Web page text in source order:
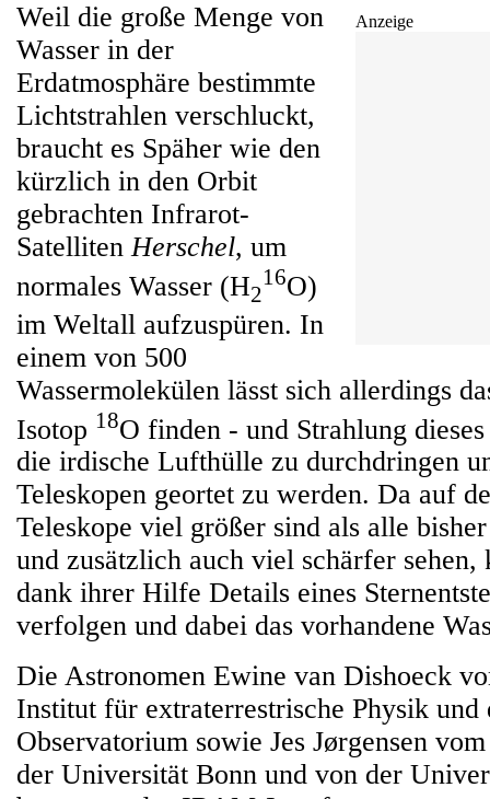
Anzeige
Weil die große Menge von
Wasser in der
Erdatmosphäre bestimmte
Lichtstrahlen verschluckt,
braucht es Späher wie den
kürzlich in den Orbit
gebrachten Infrarot-
SatellitenHerschel, um
normales Wasser (H2
16O)
im Weltall aufzuspüren. In
einem von 500
Wassermolekülen lässt sich allerdings
Isotop 18O finden - und Strahlung
die irdische Lufthülle zu durchdringen
Teleskopen geortet zu werden. Da auf
Teleskope viel größer sind als alle
und zusätzlich auch viel schärfer sehen,
dank ihrer Hilfe Details eines
verfolgen und dabei das vorhandene
Die Astronomen Ewine van Dishoeck
Institut für extraterrestrische Physik und
Observatorium sowie Jes Jørgensen
der Universität Bonn und von der